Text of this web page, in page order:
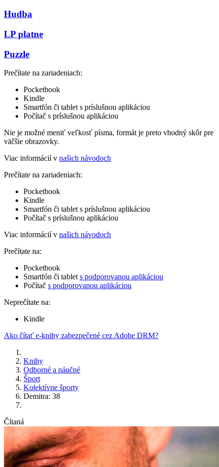
Hudba
LP platne
Puzzle
Prečítate na zariadeniach:
Pocketbook
Kindle
Smartfón či tablet s príslušnou aplikáciou
Počítač s príslušnou aplikáciou
Nie je možné meniť veľkosť písma, formát je preto vhodný skôr pre
väčšie obrazovky.
Viac informácií v našich návodoch
Prečítate na zariadeniach:
Pocketbook
Kindle
Smartfón či tablet s príslušnou aplikáciou
Počítač s príslušnou aplikáciou
Viac informácií v našich návodoch
Prečítate na:
Pocketbook
Smartfón či tablet s podporovanou aplikáciou
Počítač s podporovanou aplikáciou
Neprečítate na:
Kindle
Ako čítať e-knihy zabezpečené cez Adobe DRM?
Knihy
Odborné a náučné
Šport
Kolektívne športy
Demitra: 38
Čítaná